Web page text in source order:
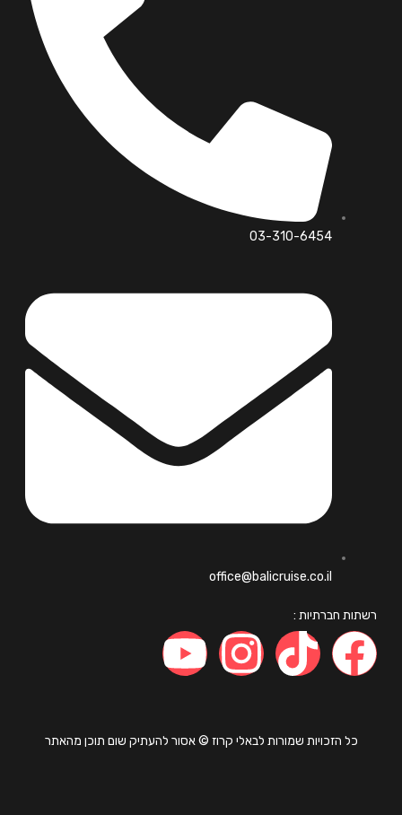
03-310-6454
office@balicruise.co.il
חברתיות :
כל הזכויות שמורות לבאלי קרוז © אסור להעתיק שום תוכן מהאתר